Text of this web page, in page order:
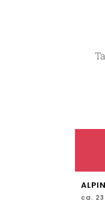
ca. 23